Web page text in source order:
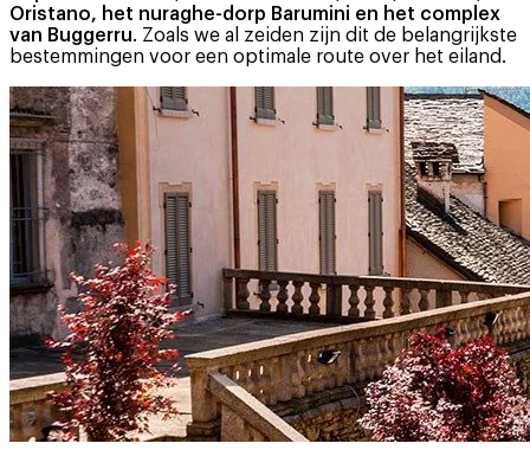
Oristano, het nuraghe-dorp Barumini en het complex
van Buggerru. Zoals we al zeiden zijn dit de belangrijkste
bestemmingen voor een optimale route over het eiland.